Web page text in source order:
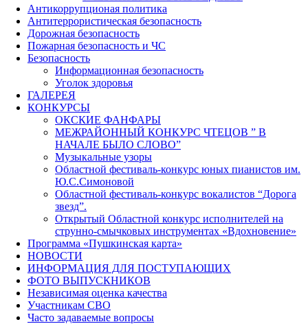
Антикоррупционая политика
Антитеррористическая безопасность
Дорожная безопасность
Пожарная безопасность и ЧС
Безопасность
Информационная безопасность
Уголок здоровья
ГАЛЕРЕЯ
КОНКУРСЫ
ОКСКИЕ ФАНФАРЫ
МЕЖРАЙОННЫЙ КОНКУРС ЧТЕЦОВ ” В
НАЧАЛЕ БЫЛО СЛОВО”
Музыкальные узоры
Областной фестиваль-конкурс юных пианистов им.
Ю.С.Симоновой
Областной фестиваль-конкурс вокалистов “Дорога
звезд”.
Открытый Областной конкурс исполнителей на
струнно-смычковых инструментах «Вдохновение»
Программа «Пушкинская карта»
НОВОСТИ
ИНФОРМАЦИЯ ДЛЯ ПОСТУПАЮЩИХ
ФОТО ВЫПУСКНИКОВ
Независимая оценка качества
Участникам СВО
Часто задаваемые вопросы